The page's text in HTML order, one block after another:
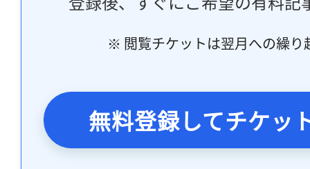
※ 閲覧チケットは翌月への繰り
無料登録してチケッ